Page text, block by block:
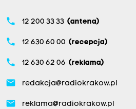
phone 12 200 33 33 (antena)
phone 12 630 60 00 (recepcja)
phone 12 630 62 06 (reklama)
email redakcja@radiokrakow.pl
email reklama@radiokrakow.pl